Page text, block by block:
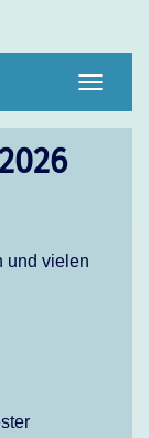
und vielen